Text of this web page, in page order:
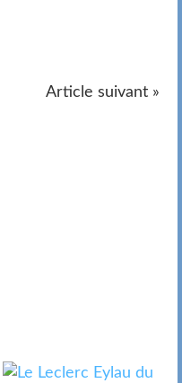
Article suivant »